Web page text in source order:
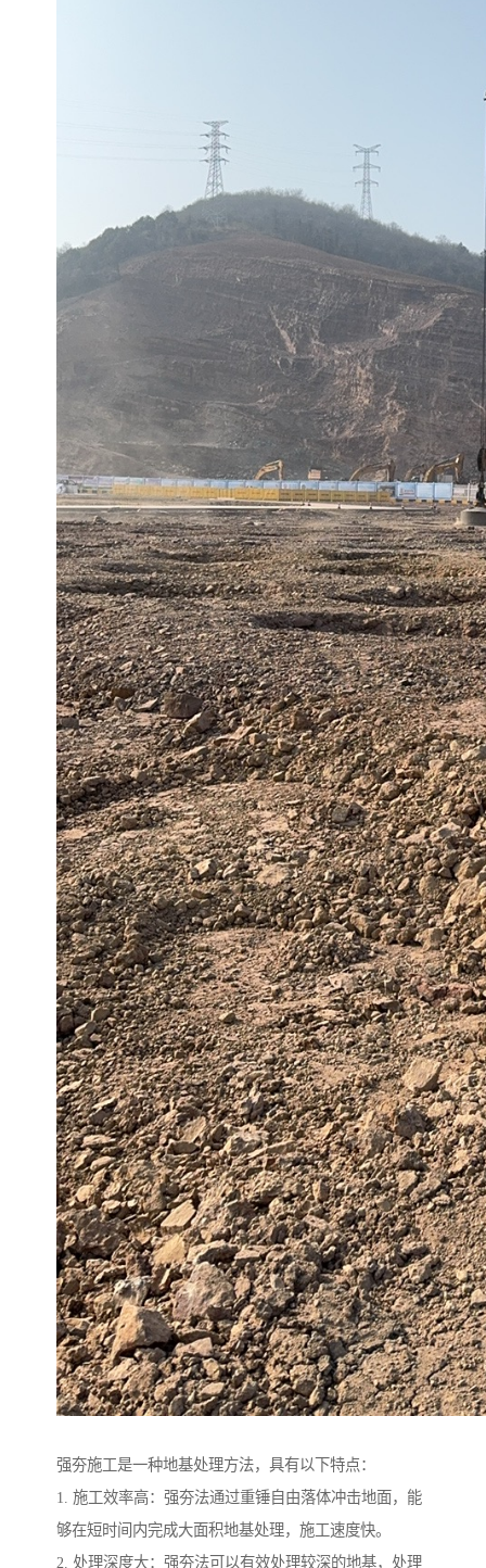
强夯施工是一种地基处理方法，具有以下特点：
1. 施工效率高：强夯法通过重锤自由落体冲击地面，能
够在短时间内完成大面积地基处理，施工速度快。
2. 处理深度大：强夯法可以有效处理较深的地基，处理